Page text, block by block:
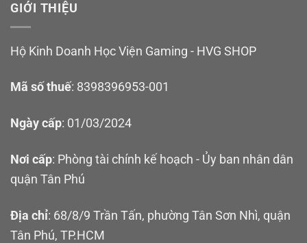
GIỚI THIỆU
Hộ Kinh Doanh Học Viện Gaming - HVG SHOP
Mã số thuế: 8398396953-001
Ngày cấp: 01/03/2024
Nơi cấp: Phòng tài chính kế hoạch - Ủy ban nhân dân
quận Tân Phú
Địa chỉ: 68/8/9 Trần Tấn, phường Tân Sơn Nhì, quận
Tân Phú, TP.HCM